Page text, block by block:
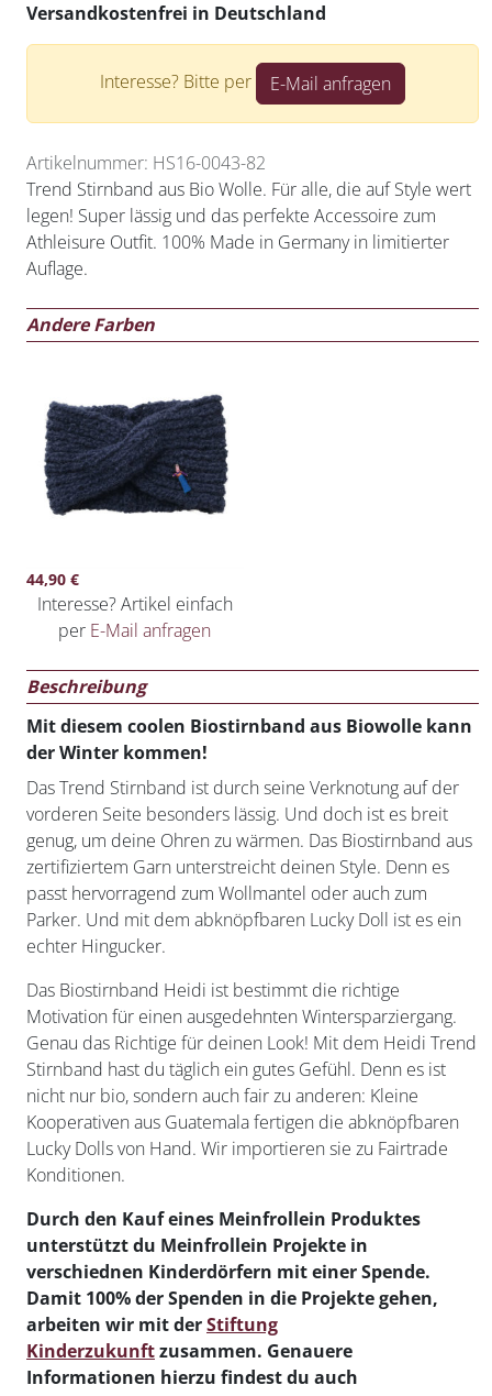
Versandkostenfrei in Deutschland
Interesse? Bitte per E-Mail anfragen
Artikelnummer: HS16-0043-82
Trend Stirnband aus Bio Wolle. Für alle, die auf Style wert
legen! Super lässig und das perfekte Accessoire zum
Athleisure Outfit. 100% Made in Germany in limitierter
Auflage.
Andere Farben
44,90 €
Interesse? Artikel einfach
per E-Mail anfragen
Beschreibung
Mit diesem coolen Biostirnband aus Biowolle kann
der Winter kommen!
Das Trend Stirnband ist durch seine Verknotung auf der
vorderen Seite besonders lässig. Und doch ist es breit
genug, um deine Ohren zu wärmen. Das Biostirnband aus
zertifiziertem Garn unterstreicht deinen Style. Denn es
passt hervorragend zum Wollmantel oder auch zum
Parker. Und mit dem abknöpfbaren Lucky Doll ist es ein
echter Hingucker.
Das Biostirnband Heidi ist bestimmt die richtige
Motivation für einen ausgedehnten Wintersparziergang.
Genau das Richtige für deinen Look! Mit dem Heidi Trend
Stirnband hast du täglich ein gutes Gefühl. Denn es ist
nicht nur bio, sondern auch fair zu anderen: Kleine
Kooperativen aus Guatemala fertigen die abknöpfbaren
Lucky Dolls von Hand. Wir importieren sie zu Fairtrade
Konditionen.
Durch den Kauf eines Meinfrollein Produktes
unterstützt du Meinfrollein Projekte in
verschiednen Kinderdörfern mit einer Spende.
Damit 100% der Spenden in die Projekte gehen,
arbeiten wir mit derStiftung
Kinderzukunftzusammen. Genauere
Informationen hierzu findest du auch